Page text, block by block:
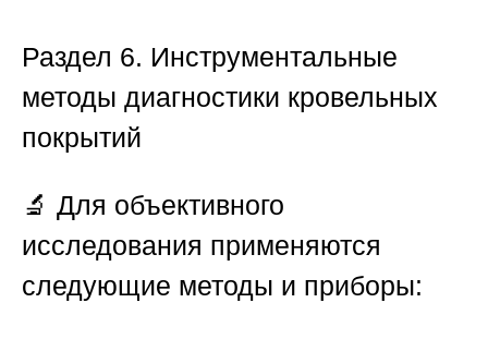
Раздел 6. Инструментальные
методы диагностики кровельных
покрытий
🔬 Для объективного
исследования применяются
следующие методы и приборы: